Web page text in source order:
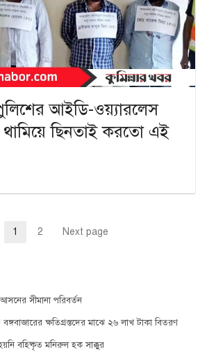
আইডি-ওয়্যারলেস
থামিয়ে ছিনতাই করতো এই
Page
1 Page
2 Next page
সীমানা পরিবর্তন
ক্ষতিগ্রস্তদের মাঝে ২৬ লাখ টাকা বিতরণ
বহিষ্কৃত মনিরুল হক সাক্কুর